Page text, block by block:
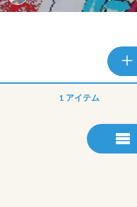
1 アイテム